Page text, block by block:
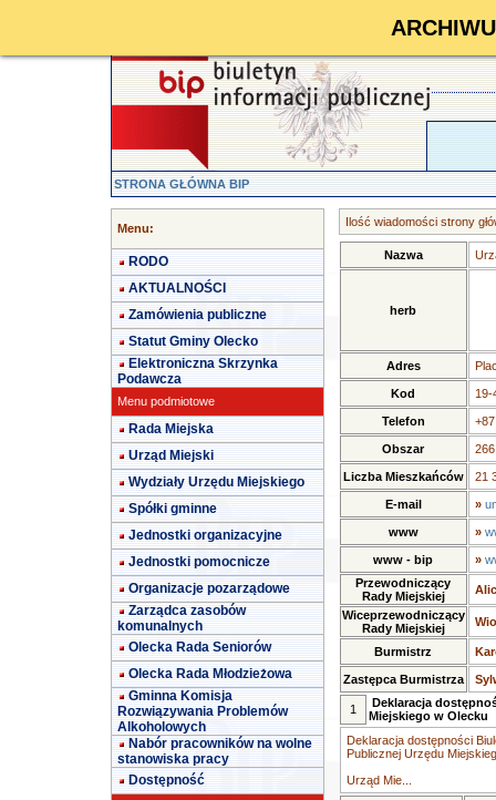
STRONA GŁÓWNA BIP
Menu:
RODO
AKTUALNOŚCI
Zamówienia publiczne
Statut Gminy Olecko
Elektroniczna Skrzynka
Podawcza
Menu podmiotowe
Rada Miejska
Urząd Miejski
Wydziały Urzędu Miejskiego
Spółki gminne
Jednostki organizacyjne
Jednostki pomocnicze
Organizacje pozarządowe
Zarządca zasobów
komunalnych
Olecka Rada Seniorów
Olecka Rada Młodzieżowa
Gminna Komisja
Rozwiązywania Problemów
Alkoholowych
Nabór pracowników na wolne
stanowiska pracy
Dostępność
Ilość wiadomości strony
Nazwa
herb
Adres
Kod 19-
Telefon
Obszar
Liczba Mieszkańców 21
E-mail »
www »
www - bip »
Przewodniczący
Rady Miejskiej
Wiceprzewodniczący
Rady Miejskiej
Burmistrz
Zastępca Burmistrza
1
Deklaracja
Miejskiego w Olecku
Deklaracja dostępności
Publicznej Urzędu
Urząd Mie...